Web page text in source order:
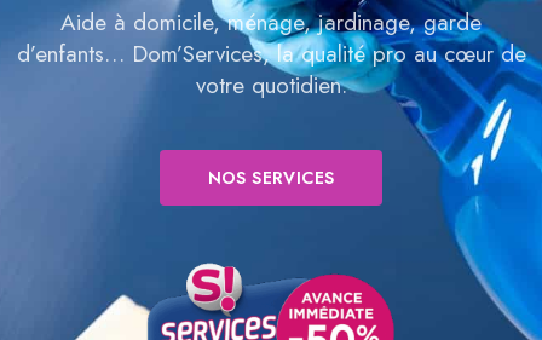
Aide à domicile, ménage, jardinage, garde
d’enfants… Dom’Services, la qualité pro au cœur de
votre quotidien.
NOS SERVICES